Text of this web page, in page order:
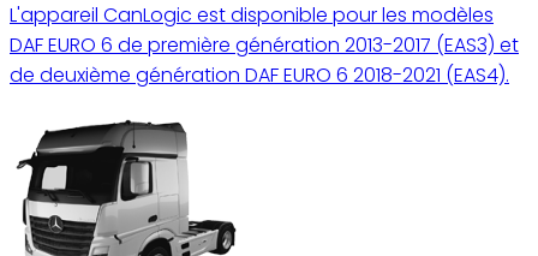
L'appareil CanLogic est disponible pour les modèles
DAF EURO 6 de première génération 2013-2017 (EAS3) et
de deuxième génération DAF EURO 6 2018-2021 (EAS4).